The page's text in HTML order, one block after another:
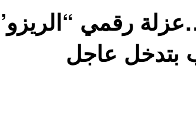
رقمي
بتدخل عاجل